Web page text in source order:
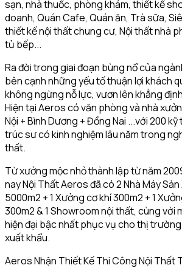
sạn, nhà thuốc, phòng khám, thiết kế
doanh, Quán Cafe, Quán ăn, Trà sữa,
thiết kế nội thất chung cư, Nội thất nhà
tủ bếp...
Ra đời trong giai đoạn bùng nổ của
bên cạnh những yếu tố thuận lợi khách
không ngừng nỗ lực, vươn lên khẳng
Hiện tại Aeros có văn phòng và nhà
Nội + Bình Dương + Đồng Nai ...với 200
trúc sư có kinh nghiệm lâu năm trong
thất.
Từ xưởng mộc nhỏ thành lập từ năm
nay Nội Thất Aeros đã có 2 Nhà Máy
5000m2 + 1 Xưởng cơ khí 300m2 + 1
300m2 & 1 Showroom nội thất, cùng với
hiện đại bậc nhất phục vụ cho thị
xuất khẩu.
Aeros Nhận Thiết Kế Thi Công Nội Thất